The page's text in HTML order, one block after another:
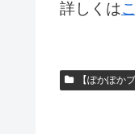
詳しくは
【ぽかぽか